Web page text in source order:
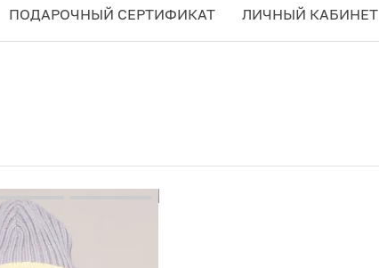
ПОДАРОЧНЫЙ СЕРТИФИКАТ ЛИЧНЫЙ КАБИНЕТ